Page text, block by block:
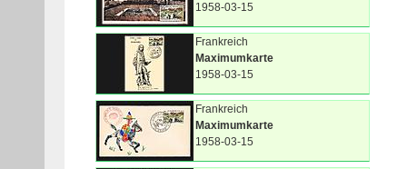
1958-03-15
Frankreich
Maximumkarte
1958-03-15
Frankreich
Maximumkarte
1958-03-15